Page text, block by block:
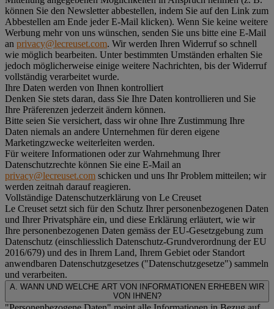
können Sie den Newsletter abbestellen, indem Sie auf den Link zum
Abbestellen am Ende jeder E-Mail klicken). Wenn Sie keine weitere
Werbung mehr von uns wünschen, senden Sie uns bitte eine E-Mail
an privacy@lecreuset.com. Wir werden Ihren Widerruf so schnell
wie möglich bearbeiten. Unter bestimmten Umständen erhalten Sie
jedoch möglicherweise einige weitere Nachrichten, bis der Widerruf
vollständig verarbeitet wurde.
Ihre Daten werden von Ihnen kontrolliert
Denken Sie stets daran, dass Sie Ihre Daten kontrollieren und Sie
Ihre Präferenzen jederzeit ändern können.
Bitte seien Sie versichert, dass wir ohne Ihre Zustimmung Ihre
Daten niemals an andere Unternehmen für deren eigene
Marketingzwecke weiterleiten werden.
Für weitere Informationen oder zur Wahrnehmung Ihrer
Datenschutzrechte können Sie eine E-Mail an
privacy@lecreuset.com schicken und uns Ihr Problem mitteilen; wir
werden zeitnah darauf reagieren.
Vollständige Datenschutzerklärung von Le Creuset
Le Creuset setzt sich für den Schutz Ihrer personenbezogenen Daten
und Ihrer Privatsphäre ein, und diese Erklärung erläutert, wie wir
Ihre personenbezogenen Daten gemäss der EU-Gesetzgebung zum
Datenschutz (einschliesslich Datenschutz-Grundverordnung der EU
2016/679) und des in Ihrem Land, Ihrem Gebiet oder Standort
anwendbaren Datenschutzgesetzes ("Datenschutzgesetze") sammeln
und verarbeiten.
A. WANN UND WELCHE ART VON INFORMATIONEN ERHEBEN WIR
VON IHNEN?